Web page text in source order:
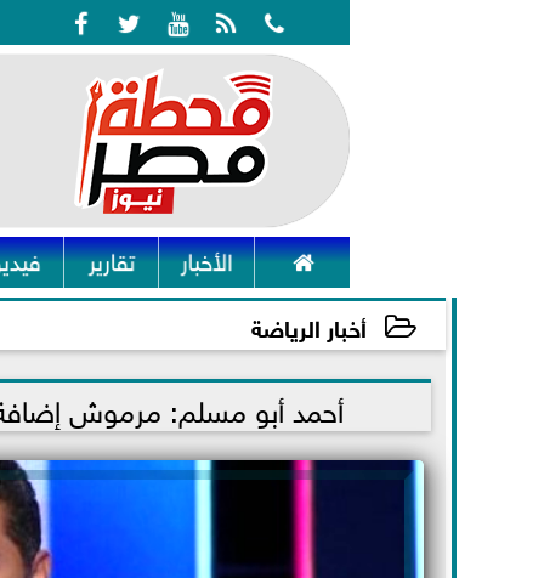
    
 الأخبار تقارير
أخبار الرياضة
2021-10-10 13:05:02 أحمد أبو مسلم: مرموش إضافة